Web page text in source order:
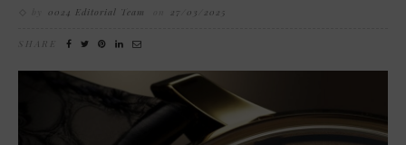
0024 Editorial Team 27/03/2025
SHARE